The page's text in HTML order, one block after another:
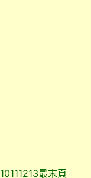
10111213最末頁